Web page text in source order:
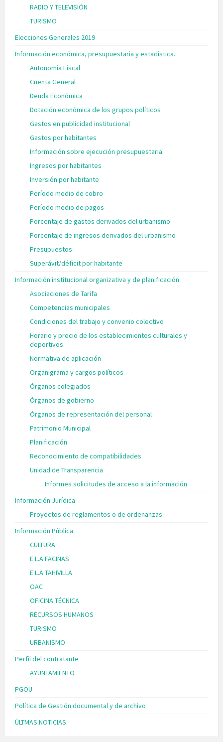
RADIO Y TELEVISIÓN
TURISMO
Elecciones Generales 2019
Información económica, presupuestaria y estadística.
Autonomía Fiscal
Cuenta General
Deuda Económica
Dotación económica de los grupos políticos
Gastos en publicidad institucional
Gastos por habitantes
Información sobre ejecución presupuestaria
Ingresos por habitantes
Inversión por habitante
Período medio de cobro
Período medio de pagos
Porcentaje de gastos derivados del urbanismo
Porcentaje de ingresos derivados del urbanismo
Presupuestos
Superávit/déficit por habitante
Información institucional organizativa y de planificación
Asociaciones de Tarifa
Competencias municipales
Condiciones del trabajo y convenio colectivo
Horario y precio de los establecimientos culturales y
deportivos
Normativa de aplicación
Organigrama y cargos políticos
Órganos colegiados
Órganos de gobierno
Órganos de representación del personal
Patrimonio Municipal
Planificación
Reconocimiento de compatibilidades
Unidad de Transparencia
Informes solicitudes de acceso a la información
Información Jurídica
Proyectos de reglamentos o de ordenanzas
Información Pública
CULTURA
E.L.A FACINAS
E.L.A TAHIVILLA
OAC
OFICINA TÉCNICA
RECURSOS HUMANOS
TURISMO
URBANISMO
Perfil del contratante
AYUNTAMIENTO
PGOU
Política de Gestión documental y de archivo
ÚLTMAS NOTICIAS